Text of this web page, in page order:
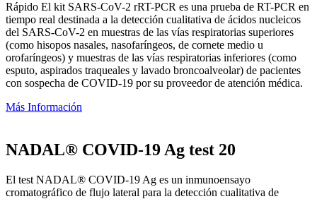
Rápido El kit SARS-CoV-2 rRT-PCR es una prueba de RT-PCR en
tiempo real destinada a la detección cualitativa de ácidos nucleicos
del SARS-CoV-2 en muestras de las vías respiratorias superiores
(como hisopos nasales, nasofaríngeos, de cornete medio u
orofaríngeos) y muestras de las vías respiratorias inferiores (como
esputo, aspirados traqueales y lavado broncoalveolar) de pacientes
con sospecha de COVID-19 por su proveedor de atención médica.
Más Información
NADAL® COVID-19 Ag test 20
El test NADAL® COVID-19 Ag es un inmunoensayo
cromatográfico de flujo lateral para la detección cualitativa de